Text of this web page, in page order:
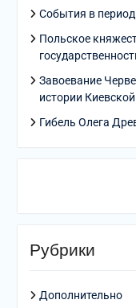
События в
Польское
Завоевание
истории
Гибель Олега
Рубрики
Дополнительно